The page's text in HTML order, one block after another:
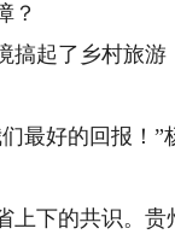
？
起了乡村旅游
好的回报！”
下的共识。贵